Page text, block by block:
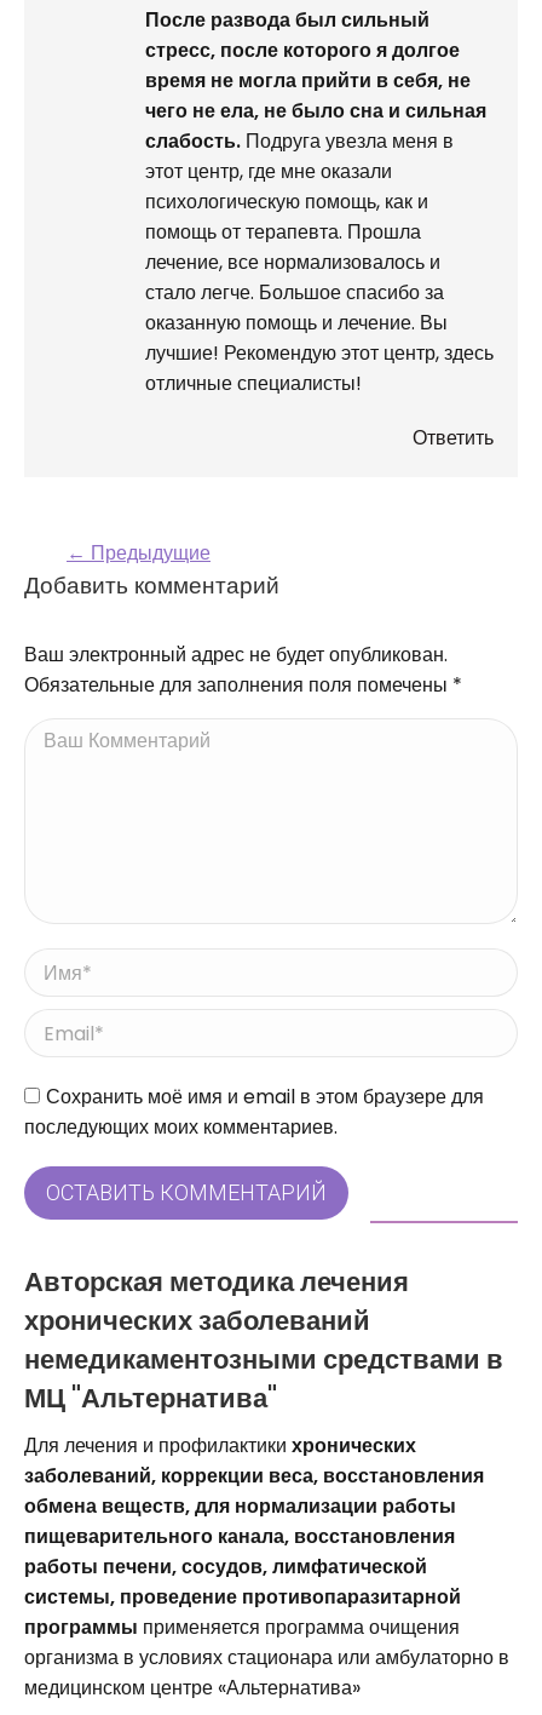
После развода был сильный
стресс, после которого я долгое
время не могла прийти в себя, не
чего не ела, не было сна и сильная
слабость. Подруга увезла меня в
этот центр, где мне оказали
психологическую помощь, как и
помощь от терапевта. Прошла
лечение, все нормализовалось и
стало легче. Большое спасибо за
оказанную помощь и лечение. Вы
лучшие! Рекомендую этот центр, здесь
отличные специалисты!
Ответить
Навигация по
комментариям
← Предыдущие
Добавить комментарий
Ваш электронный адрес не будет опубликован.
Обязательные для заполнения поля помечены *
Ваш Комментарий
Имя *
Email *
СайтСохранить моё имя и email в этом браузере для
последующих моих комментариев.
ОСТАВИТЬ КОММЕНТАРИЙ
Авторская методика лечения
хронических заболеваний
немедикаментозными средствами в
МЦ "Альтернатива"
Для лечения и профилактики хронических
заболеваний, коррекции веса, восстановления
обмена веществ, для нормализации работы
пищеварительного канала, восстановления
работы печени, сосудов, лимфатической
системы, проведение противопаразитарной
программы применяется программа очищения
организма в условиях стационара или амбулаторно в
медицинском центре «Альтернатива»